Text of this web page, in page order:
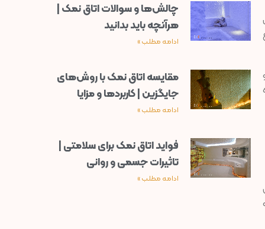
چالش‌ها و سوالات اتاق نمک |
هرآنچه باید بدانید
ادامه مطلب »
مقایسه اتاق نمک با روش‌های
جایگزین | کاربردها و مزایا
ادامه مطلب »
فواید اتاق نمک برای سلامتی |
تاثیرات جسمی و روانی
ادامه مطلب »